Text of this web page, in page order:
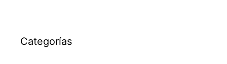
Categorías